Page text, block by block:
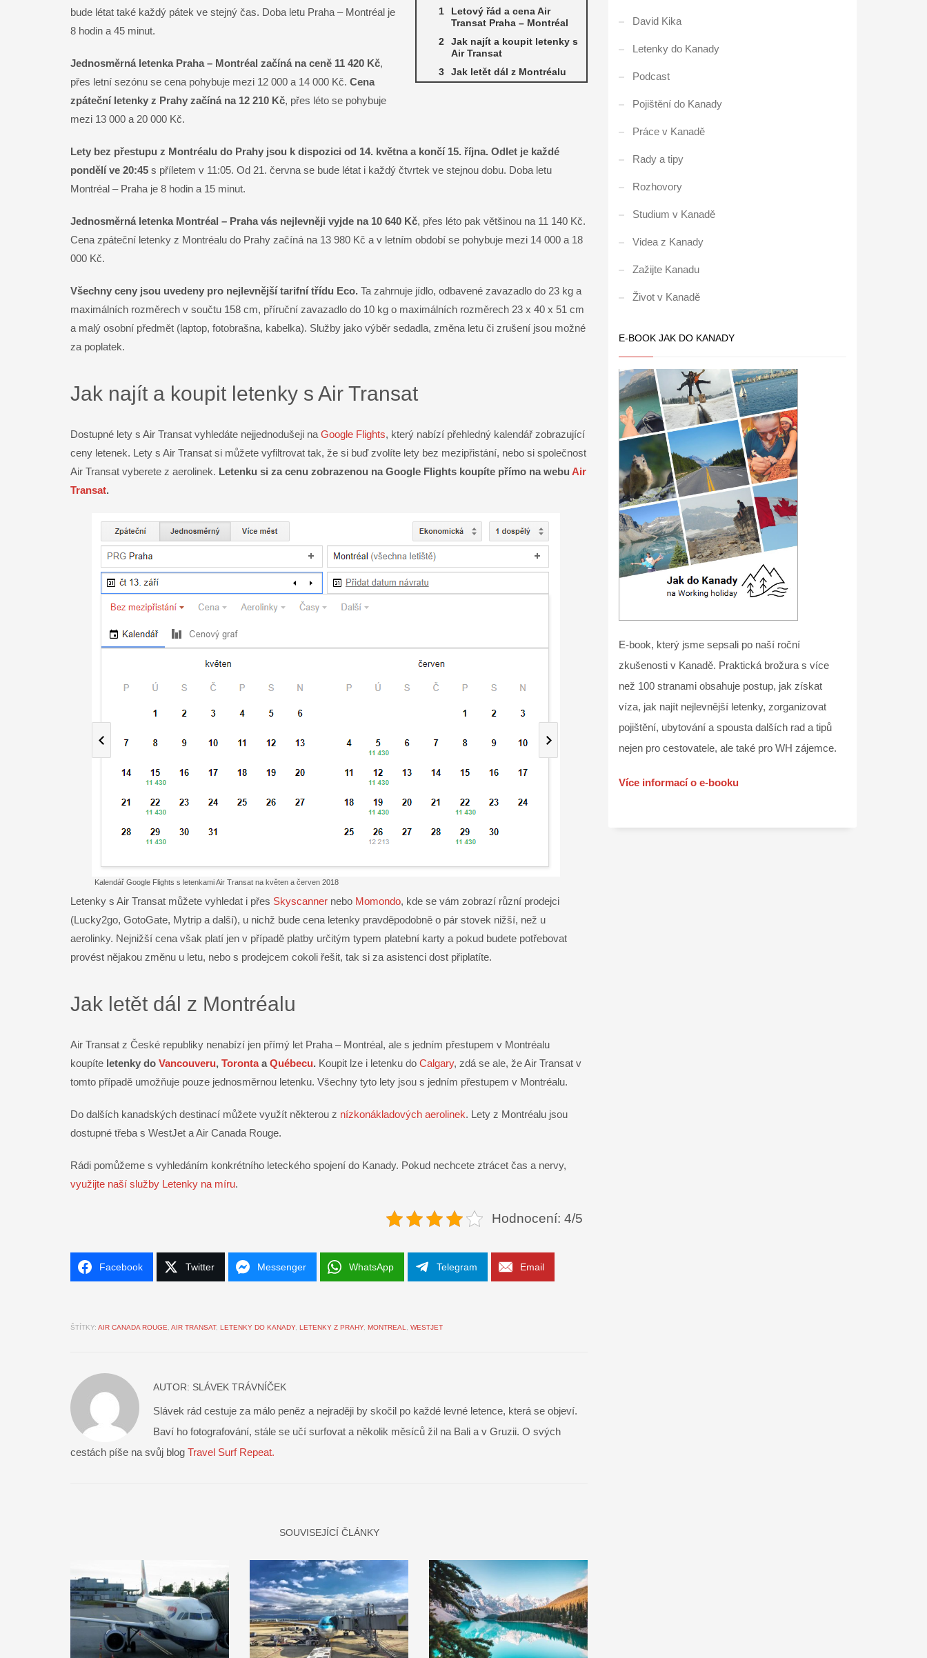
Messenger
Letový řád a cena Air
Transat Praha – Montréal
Jak najít a koupit letenky s
Air Transat
Jak letět dál z Montréalu
bude létat také každý pátek ve stejný čas. Doba letu Praha – Montréal je
8 hodin a 45 minut.
Jednosměrná letenka Praha – Montréal začíná na ceně 11 420 Kč,
přes letní sezónu se cena pohybuje mezi 12 000 a 14 000 Kč. Cena
zpáteční letenky z Prahy začíná na 12 210 Kč, přes léto se pohybuje
mezi 13 000 a 20 000 Kč.
Lety bez přestupu z Montréalu do Prahy jsou k dispozici od 14. května a končí 15. října. Odlet je každé
pondělí ve 20:45 s příletem v 11:05. Od 21. června se bude létat i každý čtvrtek ve stejnou dobu. Doba letu
Montréal – Praha je 8 hodin a 15 minut.
Jednosměrná letenka Montréal – Praha vás nejlevněji vyjde na 10 640 Kč, přes léto pak většinou na 11 140 Kč.
Cena zpáteční letenky z Montréalu do Prahy začíná na 13 980 Kč a v letním období se pohybuje mezi 14 000 a 18
000 Kč.
Všechny ceny jsou uvedeny pro nejlevnější tarifní třídu Eco. Ta zahrnuje jídlo, odbavené zavazadlo do 23 kg a
maximálních rozměrech v součtu 158 cm, příruční zavazadlo do 10 kg o maximálních rozměrech 23 x 40 x 51 cm
a malý osobní předmět (laptop, fotobrašna, kabelka). Služby jako výběr sedadla, změna letu či zrušení jsou možné
za poplatek.
Jak najít a koupit letenky s Air Transat
Dostupné lety s Air Transat vyhledáte nejjednodušeji na Google Flights, který nabízí přehledný kalendář zobrazující
ceny letenek. Lety s Air Transat si můžete vyfiltrovat tak, že si buď zvolíte lety bez mezipřistání, nebo si společnost
Air Transat vyberete z aerolinek. Letenku si za cenu zobrazenou na Google Flights koupíte přímo na webu Air
Transat.
Kalendář Google Flights s letenkami Air Transat na květen a červen 2018
Letenky s Air Transat můžete vyhledat i přes Skyscanner nebo Momondo, kde se vám zobrazí různí prodejci
(Lucky2go, GotoGate, Mytrip a další), u nichž bude cena letenky pravděpodobně o pár stovek nižší, než u
aerolinky. Nejnižší cena však platí jen v případě platby určitým typem platební karty a pokud budete potřebovat
provést nějakou změnu u letu, nebo s prodejcem cokoli řešit, tak si za asistenci dost připlatíte.
Jak letět dál z Montréalu
Air Transat z České republiky nenabízí jen přímý let Praha – Montréal, ale s jedním přestupem v Montréalu
koupíte letenky do Vancouveru, TorontaaQuébecu. Koupit lze i letenku do Calgary, zdá se ale, že Air Transat v
tomto případě umožňuje pouze jednosměrnou letenku. Všechny tyto lety jsou s jedním přestupem v Montréalu.
Do dalších kanadských destinací můžete využít některou z nízkonákladových aerolinek. Lety z Montréalu jsou
dostupné třeba s WestJet a Air Canada Rouge.
Rádi pomůžeme s vyhledáním konkrétního leteckého spojení do Kanady. Pokud nechcete ztrácet čas a nervy,
využijte naší služby Letenky na míru.
Hodnocení: 4/5
Facebook Twitter Messenger WhatsApp Telegram Email
ŠTÍTKY: AIR CANADA ROUGE AIR TRANSAT, LETENKY DO KANADY, LETENKY Z PRAHY, MONTREAL WESTJET
AUTOR: SLÁVEK TRÁVNÍČEK
Slávek rád cestuje za málo peněz a nejraději by skočil po každé levné letence, která se objeví.
Baví ho fotografování, stále se učí surfovat a několik měsíců žil na Bali a v Gruzii. O svých
cestách píše na svůj blog Travel Surf Repeat.
SOUVISEJÍCÍ ČLÁNKY
David Kika
Letenky do Kanady
Podcast
Pojištění do Kanady
Práce v Kanadě
Rady a tipy
Rozhovory
Studium v Kanadě
Videa z Kanady
Zažijte Kanadu
Život v Kanadě
E-BOOK JAK DO KANADY
E-book, který jsme sepsali po naší roční
zkušenosti v Kanadě. Praktická brožura s více
než 100 stranami obsahuje postup, jak získat
víza, jak najít nejlevnější letenky, zorganizovat
pojištění, ubytování a spousta dalších rad a tipů
nejen pro cestovatele, ale také pro WH zájemce.
Více informací o e-booku